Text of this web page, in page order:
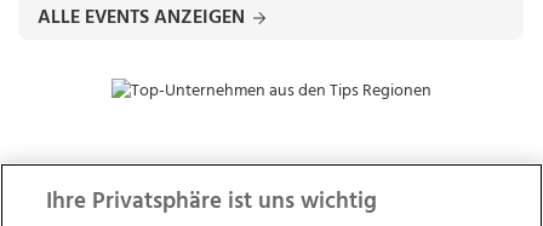
ALLE EVENTS ANZEIGEN
ZUR NACHRICHTENÜBERSICHT
Ihre Privatsphäre ist uns wichtig